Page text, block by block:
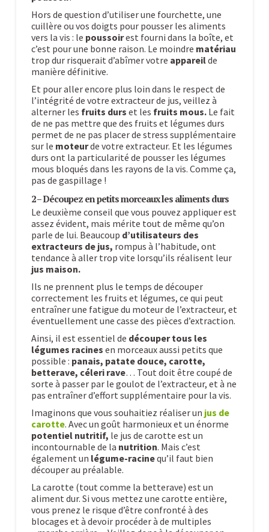
Hors de question d’utiliser une fourchette, une
cuillère ou vos doigts pour pousser les aliments
vers la vis : le poussoirest fourni dans la boîte, et
c’est pour une bonne raison. Le moindre matériau
trop dur risquerait d’abîmer votre appareilde
manière définitive.
Et pour aller encore plus loin dans le respect de
l’intégrité de votre extracteur de jus, veillez à
alterner les fruits durs et les fruits mous. Le fait
de ne pas mettre que des fruits et légumes durs
permet de ne pas placer de stress supplémentaire
sur le moteurde votre extracteur. Et les légumes
durs ont la particularité de pousser les légumes
mous bloqués dans les rayons de la vis. Comme ça,
pas de gaspillage !
2 – Découpez en petits morceaux les aliments durs
Le deuxième conseil que vous pouvez appliquer est
assez évident, mais mérite tout de même qu’on
parle de lui. Beaucoup d’utilisateurs des
extracteurs de jus, rompus à l’habitude, ont
tendance à aller trop vite lorsqu’ils réalisent leur
jus maison.
Ils ne prennent plus le temps de découper
correctement les fruits et légumes, ce qui peut
entraîner une fatigue du moteur de l’extracteur, et
éventuellement une casse des pièces d’extraction.
Ainsi, il est essentiel de découper tous les
légumes racines en morceaux aussi petits que
possible : panais, patate douce, carotte,
betterave, céleri rave… Tout doit être coupé de
sorte à passer par le goulot de l’extracteur, et à ne
pas entraîner d’effort supplémentaire pour la vis.
Imaginons que vous souhaitiez réaliser un jus de
carotte. Avec un goût harmonieux et un énorme
potentiel nutritif, le jus de carotte est un
incontournable de la nutrition. Mais c’est
également un légume-racinequ’il faut bien
découper au préalable.
La carotte (tout comme la betterave) est un
aliment dur. Si vous mettez une carotte entière,
vous prenez le risque d’être confronté à des
blocages et à devoir procéder à de multiples